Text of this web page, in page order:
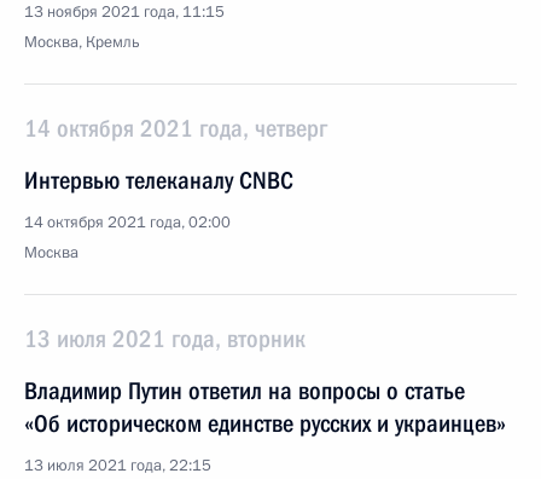
13 ноября 2021 года, 11:15
Москва, Кремль
14 октября 2021 года, четверг
Интервью телеканалу CNBC
14 октября 2021 года, 02:00
Москва
13 июля 2021 года, вторник
Владимир Путин ответил на вопросы о статье
«Об историческом единстве русских и украинцев»
13 июля 2021 года, 22:15